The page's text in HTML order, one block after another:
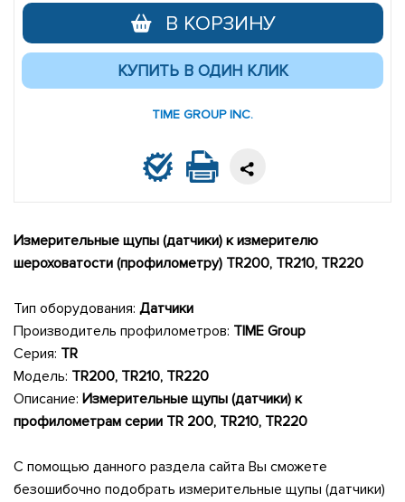
В КОРЗИНУ
TIME GROUP INC.
Измерительные щупы (датчики) к измерителю
шероховатости (профилометру) TR200, TR210, TR220
Тип оборудования: Датчики
Производитель профилометров: TIME Group
Серия: TR
Модель: TR200, TR210, TR220
Описание: Измерительные щупы (датчики) к
профилометрам серии TR 200, TR210, TR220
С помощью данного раздела сайта Вы сможете
безошибочно подобрать измерительные щупы (датчики)